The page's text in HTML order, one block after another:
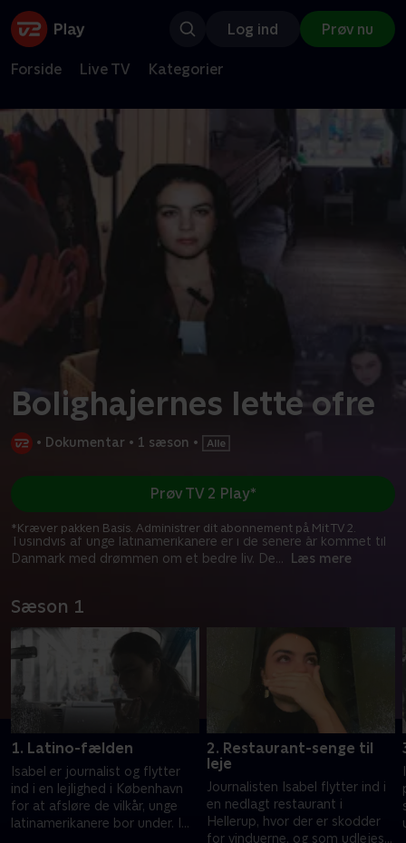
Log ind Prøv nu
Forside Live TV Kategorier
Bolighajernes lette ofre
• Dokumentar • 1 sæson •
Tusindvis af unge latinamerikanere er i de senere år kommet til
Danmark med drømmen om et bedre liv. De... Læs mere
Prøv TV 2 Play*
*Kræver pakken Basis. Administrer dit abonnement på Mit TV 2.
Sæson 1
1. Latino-fælden
Isabel er journalist og flytter
ind i en lejlighed i København
for at afsløre de vilkår, unge
latinamerikanere bor under. I
2. Restaurant-senge til
leje
Journalisten Isabel flytter ind i
en nedlagt restaurant i
Hellerup, hvor der er skodder
for vinduerne, og som udlejes